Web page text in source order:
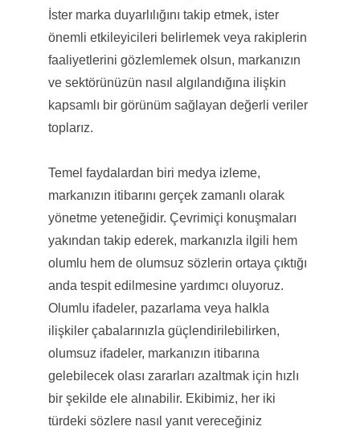
İster marka duyarlılığını takip etmek, ister
önemli etkileyicileri belirlemek veya rakiplerin
faaliyetlerini gözlemlemek olsun, markanızın
ve sektörünüzün nasıl algılandığına ilişkin
kapsamlı bir görünüm sağlayan değerli veriler
toplarız.
Temel faydalardan biri medya izleme,
markanızın itibarını gerçek zamanlı olarak
yönetme yeteneğidir. Çevrimiçi konuşmaları
yakından takip ederek, markanızla ilgili hem
olumlu hem de olumsuz sözlerin ortaya çıktığı
anda tespit edilmesine yardımcı oluyoruz.
Olumlu ifadeler, pazarlama veya halkla
ilişkiler çabalarınızla güçlendirilebilirken,
olumsuz ifadeler, markanızın itibarına
gelebilecek olası zararları azaltmak için hızlı
bir şekilde ele alınabilir. Ekibimiz, her iki
türdeki sözlere nasıl yanıt vereceğiniz